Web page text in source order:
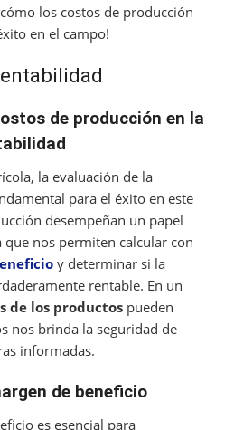
los costos de producción
en el campo!
de producción en la
la evaluación de la
para el éxito en este
desempeñan un papel
que nos permiten calcular con
y determinar si la
rentable. En un
de los productos pueden
nos brinda la seguridad de
informadas.
de beneficio
es esencial para